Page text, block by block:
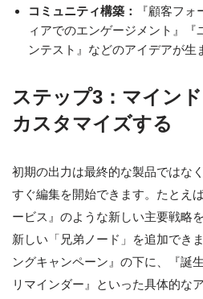
コミュニティ構築：
『顧客フ
ィアでのエンゲージメント』『
ンテスト』などのアイデアが生
ステップ3：マイン
カスタマイズする
初期の出力は最終的な製品ではな
すぐ編集を開始できます。たとえ
ービス』のような新しい主要戦略
新しい「兄弟ノード」を追加でき
ングキャンペーン』の下に、『誕
リマインダー』といった具体的な